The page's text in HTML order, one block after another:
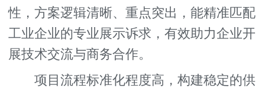
性，方案逻辑清晰、重点突出，能精准匹配
工业企业的专业展示诉求，有效助力企业开
展技术交流与商务合作。
项目流程标准化程度高，构建稳定的供